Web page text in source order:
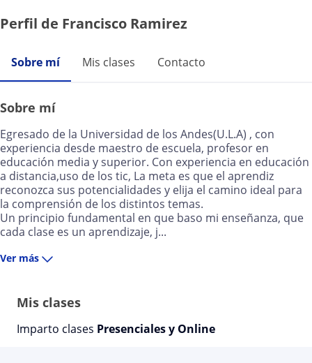
Perfil de Francisco Ramirez
Sobre mí Mis clases Contacto
Sobre mí
Egresado de la Universidad de los Andes(U.L.A) , con
experiencia desde maestro de escuela, profesor en
educación media y superior. Con experiencia en educación
a distancia,uso de los tic, La meta es que el aprendiz
reconozca sus potencialidades y elija el camino ideal para
la comprensión de los distintos temas.
Un principio fundamental en que baso mi enseñanza, que
cada clase es un aprendizaje, j...
Ver más
Mis clases
Imparto clases Presenciales y Online